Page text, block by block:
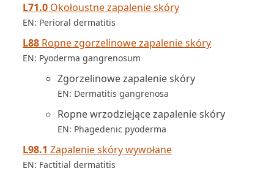
L71.0 Okołoustne zapalenie skóry
EN: Perioral dermatitis
L88 Ropne zgorzelinowe zapalenie skóry
EN: Pyoderma gangrenosum
Zgorzelinowe zapalenie skóry
EN: Dermatitis gangrenosa
Ropne wrzodziejące zapalenie skóry
EN: Phagedenic pyoderma
L98.1 Zapalenie skóry wywołane
EN: Factitial dermatitis